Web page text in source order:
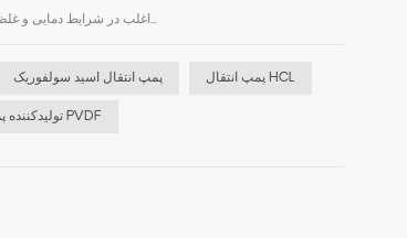
اغلب در شرایط دمایی و غلظتی دشوار کار می‌کند و برای اطمینان از عملکرد ایمن و مداوم، به پمپ‌هایی با مقاومت استثنایی مواد و قابلیت اطمینان ساخ...
پمپ انتقال اسید سولفوریک پمپ انتقال HCL
تولیدکننده پمپ پلاستیکی PVDF